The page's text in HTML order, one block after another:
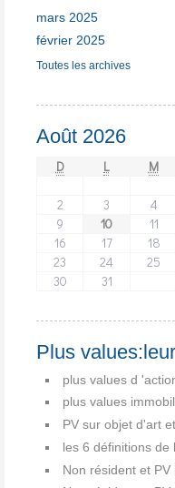
mars 2025
février 2025
Toutes les archives
Août 2026
D L M
2
3 4
9
10 11
16
17 18
23
24 25
30
31
Plus
plus values d
plus values
PV sur objet d'art
les 6 définitions de
Non résident et PV